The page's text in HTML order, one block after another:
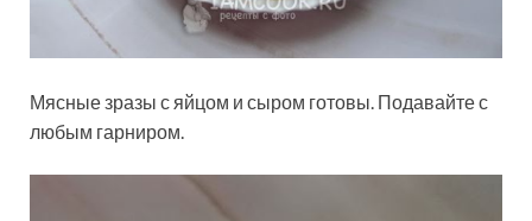
Мясные зразы с яйцом и сыром готовы. Подавайте с
любым гарниром.